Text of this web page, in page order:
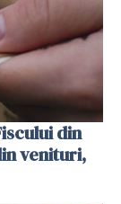
din
venituri,